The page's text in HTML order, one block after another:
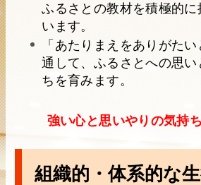
ふるさとの教材を積極的に
います。
「あたりまえをありがた
通して、ふるさとへの思
ちを育みます。
強い心と思いやりの気持
組織的・体系的な